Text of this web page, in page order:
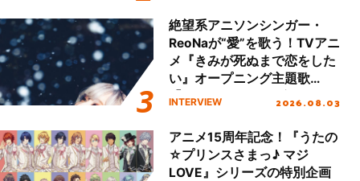
絶望系アニソンシンガー・
ReoNaが“愛”を歌う！TVアニ
メ『きみが死ぬまで恋をした
い』オープニング主題歌
「Amore」インタビュー
INTERVIEW 2026.08.03
アニメ15周年記念！『うたの
☆プリンスさまっ♪ マジ
LOVE』シリーズの特別企画